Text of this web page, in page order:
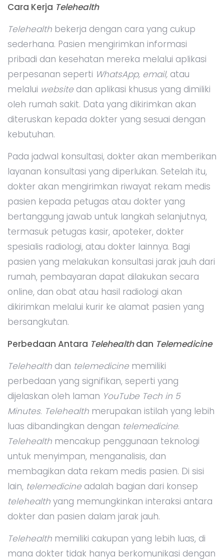
Cara Kerja Telehealth
Telehealth bekerja dengan cara yang cukup
sederhana. Pasien mengirimkan informasi
pribadi dan kesehatan mereka melalui aplikasi
perpesanan seperti WhatsApp, email, atau
melalui website dan aplikasi khusus yang dimiliki
oleh rumah sakit. Data yang dikirimkan akan
diteruskan kepada dokter yang sesuai dengan
kebutuhan.
Pada jadwal konsultasi, dokter akan memberikan
layanan konsultasi yang diperlukan. Setelah itu,
dokter akan mengirimkan riwayat rekam medis
pasien kepada petugas atau dokter yang
bertanggung jawab untuk langkah selanjutnya,
termasuk petugas kasir, apoteker, dokter
spesialis radiologi, atau dokter lainnya. Bagi
pasien yang melakukan konsultasi jarak jauh dari
rumah, pembayaran dapat dilakukan secara
online, dan obat atau hasil radiologi akan
dikirimkan melalui kurir ke alamat pasien yang
bersangkutan.
Perbedaan Antara Telehealthdan Telemedicine
Telehealth dan telemedicine memiliki
perbedaan yang signifikan, seperti yang
dijelaskan oleh laman YouTube Tech in 5
Minutes. Telehealth merupakan istilah yang lebih
luas dibandingkan dengan telemedicine.
Telehealth mencakup penggunaan teknologi
untuk menyimpan, menganalisis, dan
membagikan data rekam medis pasien. Di sisi
lain, telemedicine adalah bagian dari konsep
telehealth yang memungkinkan interaksi antara
dokter dan pasien dalam jarak jauh.
Telehealth memiliki cakupan yang lebih luas, di
mana dokter tidak hanya berkomunikasi dengan